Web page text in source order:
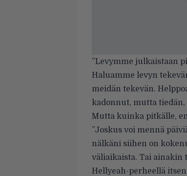
”Levymme julkaistaan
Haluamme levyn
meidän tekevän.
kadonnut, mutta
Mutta kuinka pitkälle, en
”Joskus voi mennä
nälkäni siihen on
väliaikaista. Tai ainakin
Hellyeah-perheellä